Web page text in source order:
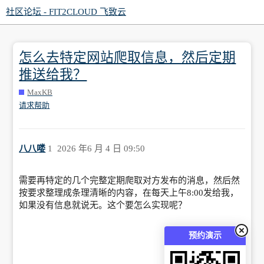
预约演示
社区论坛 - FIT2CLOUD 飞致云
怎么去特定网站爬取信息，然后定期
推送给我？
MaxKB
请求帮助
八八喽 2026 年6 月 4 日 09:50
1
需要再特定的几个完整定期爬取对方发布的消息，然后然
按要求整理成条理清晰的内容，在每天上午8:00发给我，
如果没有信息就说无。这个要怎么实现呢？